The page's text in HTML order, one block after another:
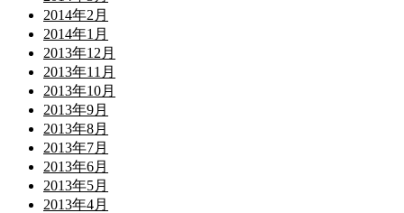
2014年2月
2014年1月
2013年12月
2013年11月
2013年10月
2013年9月
2013年8月
2013年7月
2013年6月
2013年5月
2013年4月